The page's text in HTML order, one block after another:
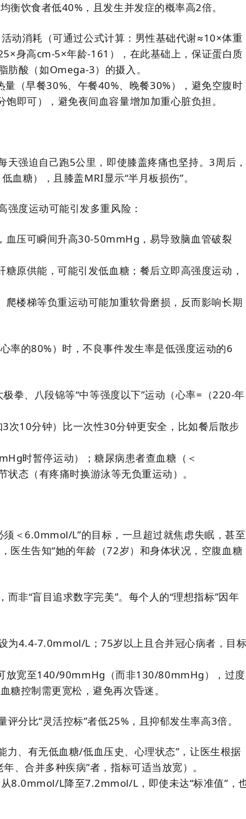
衡饮食者低40%，且发生并发症的概率高2倍。
动消耗（可通过公式计算：男性基础代谢≈10×体重
身高cm-5×年龄-161），在此基础上，保证蛋白质
肪酸（如Omega-3）的摄入。
量（早餐30%、午餐40%、晚餐30%），避免空腹时
即可），避免夜间血容量增加加重心脏负担。
天强迫自己跑5公里，即使膝盖疼痛也坚持。3周后，
糖），且膝盖MRI显示“半月板损伤”。
强度运动可能引发多重风险：
血压可瞬间升高30-50mmHg，易导致脑血管破裂
原供能，可能引发低血糖；餐后立即高强度运动，
楼梯等负重运动可能加重软骨磨损，反而影响长期
率的80%）时，不良事件发生率是低强度运动的6
拳、八段锦等“中等强度以下”运动（心率=（220-年
次10分钟）比一次性30分钟更安全，比如餐后散步
时暂停运动）；糖尿病患者查血糖（＜
态（有疼痛时换游泳等无负重运动）。
＜6.0mmol/L”的目标，一旦超过就焦虑失眠，甚至
医生告知“她的年龄（72岁）和身体状况，空腹血糖
非“盲目追求数字完美”。每个人的“理想指标”因年
为4.4-7.0mmol/L；75岁以上且合并冠心病者，目
放宽至140/90mmHg（而非130/80mmHg），过度
糖控制需更宽松，避免再次昏迷。
分比“灵活控标”者低25%，且抑郁发生率高3倍。
力、有无低血糖/低血压史、心理状态”，让医生根据
、合并多种疾病”者，指标可适当放宽）。
从8.0mmol/L降至7.2mmol/L，即使未达“标准值”，